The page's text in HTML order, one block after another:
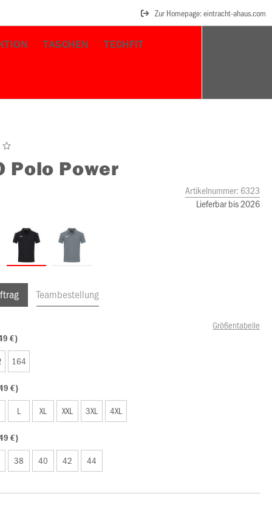
Zur Homepage: eintracht-ahaus.com
TASCHEN TECHFIT
Polo Power
Artikelnummer: 6323
Lieferbar bis 2026
Teambestellung
Größentabelle
€)
164
€)
L XL XXL 3XL 4XL
€)
38 40 42 44